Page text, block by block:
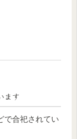
ます
で合祀されてい